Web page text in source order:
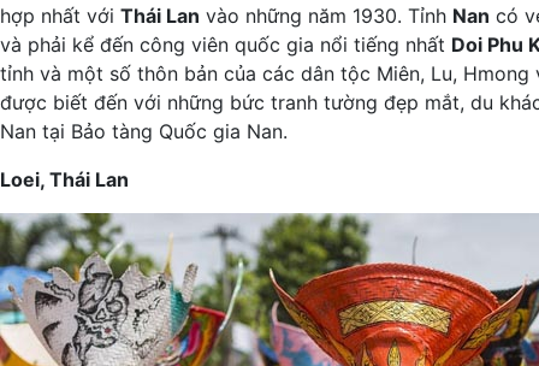
hợp nhất với Thái Lan vào những năm 1930. Tỉnh Nan có
và phải kể đến công viên quốc gia nổi tiếng nhất Doi Phu
tỉnh và một số thôn bản của các dân tộc Miên, Lu,
được biết đến với những bức tranh tường đẹp mắt, du
Nan tại Bảo tàng Quốc gia Nan.
Loei, Thái Lan